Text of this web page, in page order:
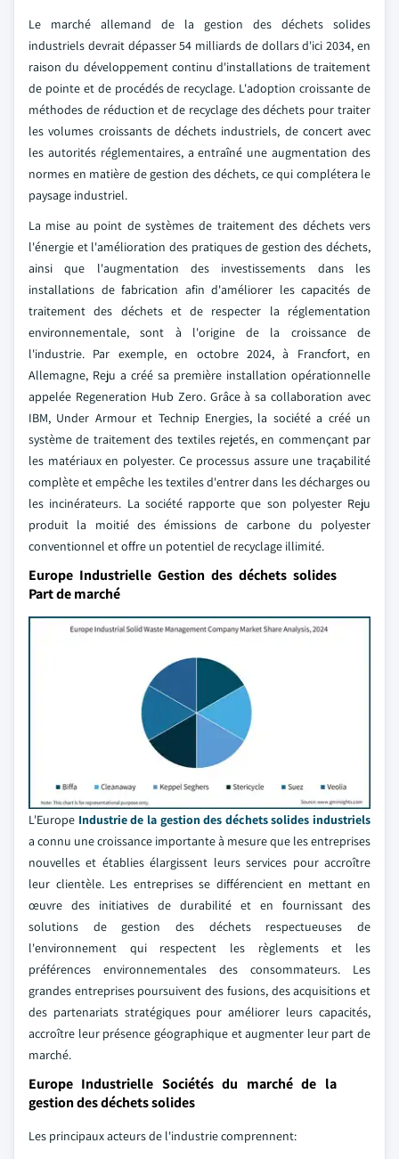
Le marché allemand de la gestion des déchets solides
industriels devrait dépasser 54 milliards de dollars d'ici 2034, en
raison du développement continu d'installations de traitement
de pointe et de procédés de recyclage. L'adoption croissante de
méthodes de réduction et de recyclage des déchets pour traiter
les volumes croissants de déchets industriels, de concert avec
les autorités réglementaires, a entraîné une augmentation des
normes en matière de gestion des déchets, ce qui complétera le
paysage industriel.
La mise au point de systèmes de traitement des déchets vers
l'énergie et l'amélioration des pratiques de gestion des déchets,
ainsi que l'augmentation des investissements dans les
installations de fabrication afin d'améliorer les capacités de
traitement des déchets et de respecter la réglementation
environnementale, sont à l'origine de la croissance de
l'industrie. Par exemple, en octobre 2024, à Francfort, en
Allemagne, Reju a créé sa première installation opérationnelle
appelée Regeneration Hub Zero. Grâce à sa collaboration avec
IBM, Under Armour et Technip Energies, la société a créé un
système de traitement des textiles rejetés, en commençant par
les matériaux en polyester. Ce processus assure une traçabilité
complète et empêche les textiles d'entrer dans les décharges ou
les incinérateurs. La société rapporte que son polyester Reju
produit la moitié des émissions de carbone du polyester
conventionnel et offre un potentiel de recyclage illimité.
Europe Industrielle Gestion des déchets solides
Part de marché
L'Europe Industrie de la gestion des déchets solides industriels
a connu une croissance importante à mesure que les entreprises
nouvelles et établies élargissent leurs services pour accroître
leur clientèle. Les entreprises se différencient en mettant en
œuvre des initiatives de durabilité et en fournissant des
solutions de gestion des déchets respectueuses de
l'environnement qui respectent les règlements et les
préférences environnementales des consommateurs. Les
grandes entreprises poursuivent des fusions, des acquisitions et
des partenariats stratégiques pour améliorer leurs capacités,
accroître leur présence géographique et augmenter leur part de
marché.
Europe Industrielle Sociétés du marché de la
gestion des déchets solides
Les principaux acteurs de l'industrie comprennent: